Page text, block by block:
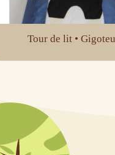
Tour de lit •